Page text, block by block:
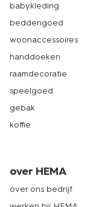
babykleding
beddengoed
woonaccessoires
handdoeken
raamdecoratie
speelgoed
gebak
koffie
over HEMA
over ons bedrijf